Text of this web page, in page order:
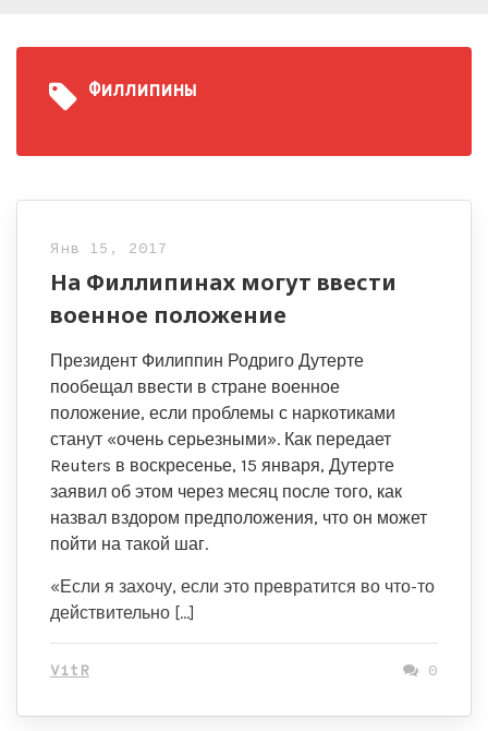
Филлипины
Янв 15, 2017
На Филлипинах могут ввести
военное положение
Президент Филиппин Родриго Дутерте
пообещал ввести в стране военное
положение, если проблемы с наркотиками
станут «очень серьезными». Как передает
Reuters в воскресенье, 15 января, Дутерте
заявил об этом через месяц после того, как
назвал вздором предположения, что он может
пойти на такой шаг.
«Если я захочу, если это превратится во что-то
действительно […]
VitR 0